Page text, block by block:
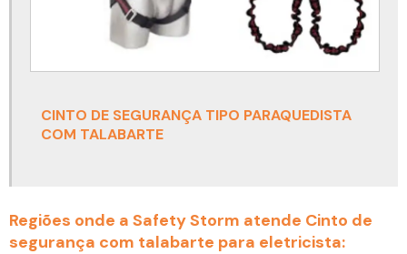
Detector multigás portátil
Equipamento de proteção respiratória autônoma
CINTO DE SEGURANÇA TIPO PARAQUEDISTA
COM TALABARTE
Regiões onde a Safety Storm atende Cinto de
segurança com talabarte para eletricista: